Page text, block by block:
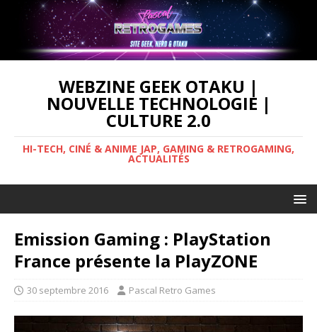
WEBZINE GEEK OTAKU |
NOUVELLE TECHNOLOGIE |
CULTURE 2.0
HI-TECH, CINÉ & ANIME JAP, GAMING & RETROGAMING,
ACTUALITÉS
Emission Gaming : PlayStation
France présente la PlayZONE
30 septembre 2016 Pascal Retro Games